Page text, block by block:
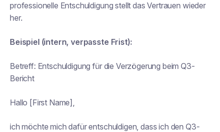
professionelle Entschuldigung stellt das Vertrauen wieder
her.
Beispiel (intern, verpasste Frist):
Betreff: Entschuldigung für die Verzögerung beim Q3-
Bericht
Hallo [First Name],
ich möchte mich dafür entschuldigen, dass ich den Q3-